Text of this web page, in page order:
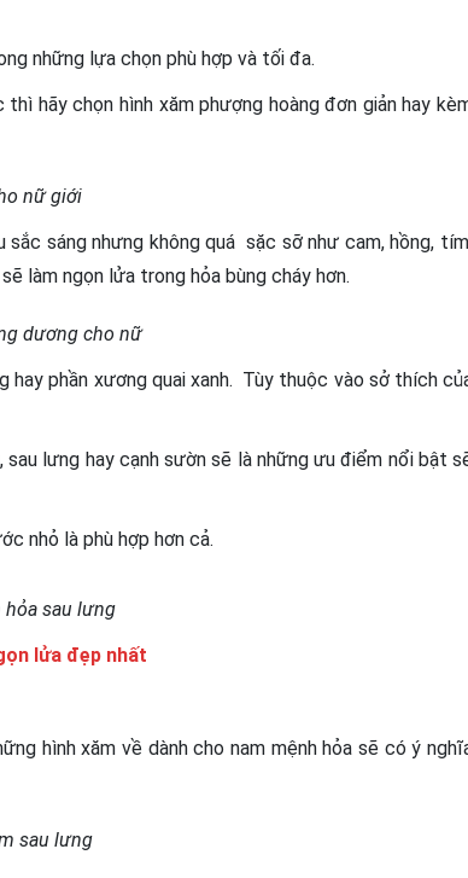
những lựa chọn phù hợp và tối đa.
hãy chọn hình xăm phượng hoàng đơn giản hay
nữ giới
sáng nhưng không quá sặc sỡ như cam, hồng,
làm ngọn lửa trong hỏa bùng cháy hơn.
dương cho nữ
hay phần xương quai xanh. Tùy thuộc vào sở thích
sau lưng hay cạnh sườn sẽ là những ưu điểm nổi bật
nhỏ là phù hợp hơn cả.
hỏa sau lưng
lửa đẹp nhất
hình xăm về dành cho nam mệnh hỏa sẽ có ý
sau lưng